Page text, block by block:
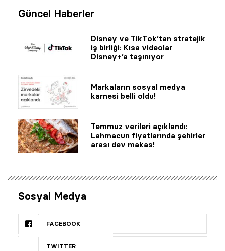
Güncel Haberler
Disney ve TikTok’tan stratejik
iş birliği: Kısa videolar
Disney+’a taşınıyor
Markaların sosyal medya
karnesi belli oldu!
Temmuz verileri açıklandı:
Lahmacun fiyatlarında şehirler
arası dev makas!
Sosyal Medya
FACEBOOK
TWITTER